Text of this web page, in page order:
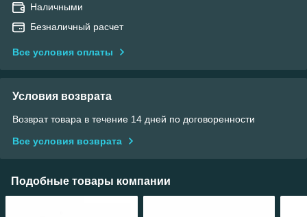
Наличными
Безналичный расчет
Все условия оплаты
Условия возврата
Возврат товара в течение 14 дней по договоренности
Все условия возврата
Подобные товары компании